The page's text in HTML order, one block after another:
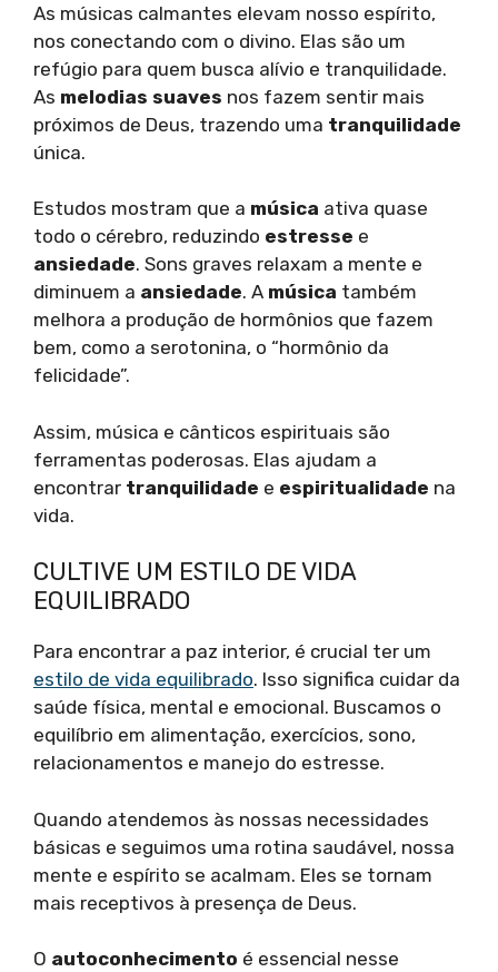
As músicas calmantes elevam nosso espírito,
nos conectando com o divino. Elas são um
refúgio para quem busca alívio e tranquilidade.
As melodias suaves nos fazem sentir mais
próximos de Deus, trazendo uma tranquilidade
única.
Estudos mostram que a música ativa quase
todo o cérebro, reduzindo estresse e
ansiedade. Sons graves relaxam a mente e
diminuem a ansiedade. A música também
melhora a produção de hormônios que fazem
bem, como a serotonina, o “hormônio da
felicidade”.
Assim, música e cânticos espirituais são
ferramentas poderosas. Elas ajudam a
encontrar tranquilidade e espiritualidade na
vida.
CULTIVE UM ESTILO DE VIDA
EQUILIBRADO
Para encontrar a paz interior, é crucial ter um
estilo de vida equilibrado. Isso significa cuidar da
saúde física, mental e emocional. Buscamos o
equilíbrio em alimentação, exercícios, sono,
relacionamentos e manejo do estresse.
Quando atendemos às nossas necessidades
básicas e seguimos uma rotina saudável, nossa
mente e espírito se acalmam. Eles se tornam
mais receptivos à presença de Deus.
O autoconhecimento é essencial nesse